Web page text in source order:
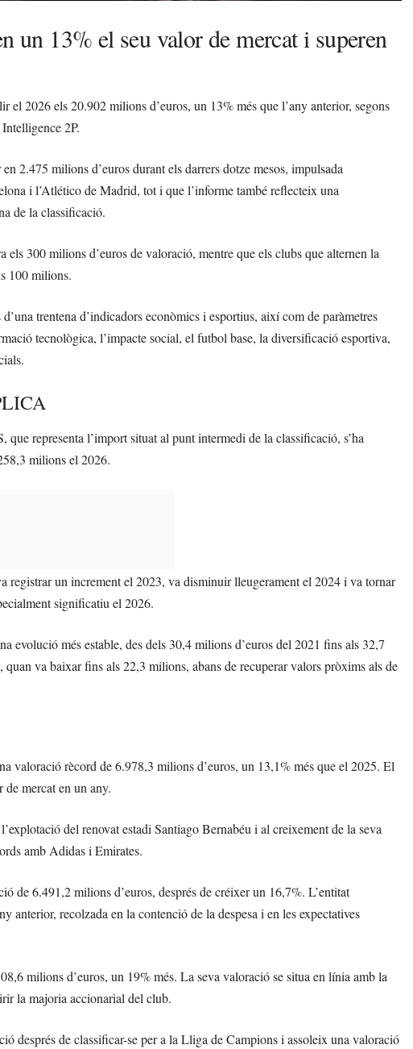
13% el seu valor de mercat i superen
2026 els 20.902 milions d’euros, un 13% més que l’any anterior, segons
2P.
2.475 milions d’euros durant els darrers dotze mesos, impulsada
i l’Atlético de Madrid, tot i que l’informe també reflecteix una
de la classificació.
300 milions d’euros de valoració, mentre que els clubs que alternen la
100 milions.
trentena d’indicadors econòmics i esportius, així com de paràmetres
tecnològica, l’impacte social, el futbol base, la diversificació esportiva,
representa l’import situat al punt intermedi de la classificació, s’ha
milions el 2026.
registrar un increment el 2023, va disminuir lleugerament el 2024 i va tornar
significatiu el 2026.
més estable, des dels 30,4 milions d’euros del 2021 fins als 32,7
va baixar fins als 22,3 milions, abans de recuperar valors pròxims als de
valoració rècord de 6.978,3 milions d’euros, un 13,1% més que el 2025. El
mercat en un any.
del renovat estadi Santiago Bernabéu i al creixement de la seva
amb Adidas i Emirates.
de 6.491,2 milions d’euros, després de créixer un 16,7%. L’entitat
anterior, recolzada en la contenció de la despesa i en les expectatives
milions d’euros, un 19% més. La seva valoració se situa en línia amb la
la majoria accionarial del club.
després de classificar-se per a la Lliga de Campions i assoleix una valoració